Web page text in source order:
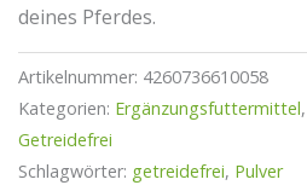
deines Pferdes.
Artikelnummer: 4260736610058
Kategorien: Ergänzungsfuttermittel,
Getreidefrei
Schlagwörter: getreidefrei, Pulver